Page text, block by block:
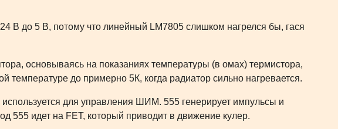
В до 5 В, потому что линейный LM7805 слишком нагрелся бы, гася
основываясь на показаниях температуры (в омах) термистора,
до примерно 5К, когда радиатор сильно нагревается.
для управления ШИМ. 555 генерирует импульсы и
555 идет на FET, который приводит в движение кулер.